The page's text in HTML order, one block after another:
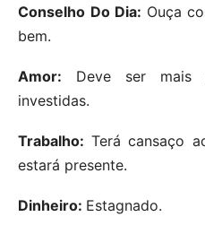
Conselho Do Dia: Ouça
bem.
Amor: Deve ser mais
investidas.
Trabalho: Terá cansaço
estará presente.
Dinheiro: Estagnado.